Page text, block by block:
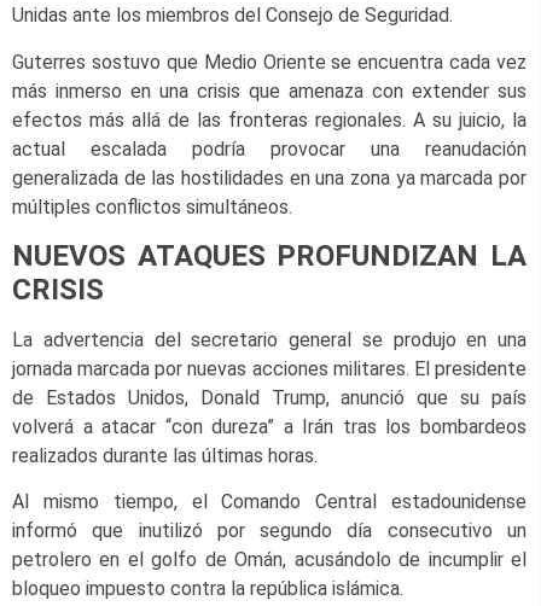
Unidas ante los miembros del Consejo de Seguridad.
Guterres sostuvo que Medio Oriente se encuentra cada vez
más inmerso en una crisis que amenaza con extender sus
efectos más allá de las fronteras regionales. A su juicio, la
actual escalada podría provocar una reanudación
generalizada de las hostilidades en una zona ya marcada por
múltiples conflictos simultáneos.
NUEVOS ATAQUES PROFUNDIZAN LA
CRISIS
La advertencia del secretario general se produjo en una
jornada marcada por nuevas acciones militares. El presidente
de Estados Unidos, Donald Trump, anunció que su país
volverá a atacar “con dureza” a Irán tras los bombardeos
realizados durante las últimas horas.
Al mismo tiempo, el Comando Central estadounidense
informó que inutilizó por segundo día consecutivo un
petrolero en el golfo de Omán, acusándolo de incumplir el
bloqueo impuesto contra la república islámica.